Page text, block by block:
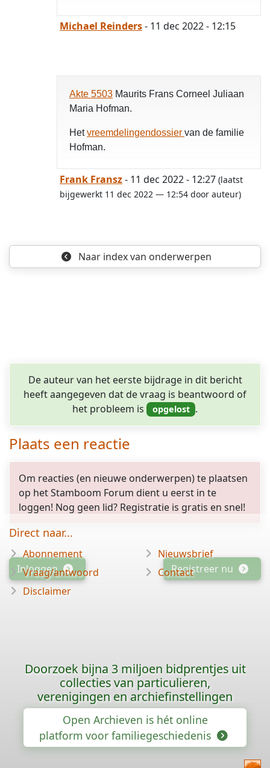
Michael Reinders- 11 dec 2022 - 12:15
Akte 5503 Maurits Frans Corneel Juliaan
Maria Hofman.
Hetvreemdelingendossier van de familie
Hofman.
Frank Fransz- 11 dec 2022 - 12:27 (laatst
bijgewerkt 11 dec 2022 — 12:54 door auteur)
Naar indexvan onderwerpen
De auteur van het eerste bijdrage in dit bericht
heeft aangegeven dat de vraag is beantwoord of
het probleem is
opgelost
.
Plaats een reactie
Om reacties (en nieuwe onderwerpen) te plaatsen
op het Stamboom Forum dient u eerst in te
loggen! Nog geen lid? Registratie is gratis en snel!
Inloggen Registreer nu
Direct naar...
Abonnement
Vraag/antwoord
Disclaimer
Nieuwsbrief
Contact
Doorzoek bijna 3 miljoen bidprentjes uit
collecties van particulieren,
verenigingen en archiefinstellingen
Open Archieven is hét online
platform voor familiegeschiedenis